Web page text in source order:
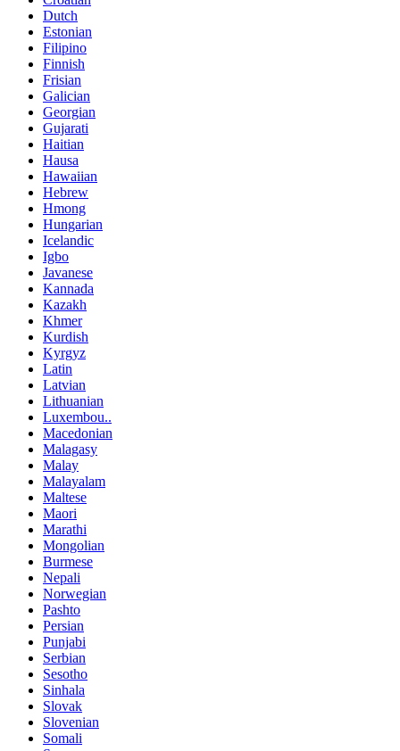
Dutch
Estonian
Filipino
Finnish
Frisian
Galician
Georgian
Gujarati
Haitian
Hausa
Hawaiian
Hebrew
Hmong
Hungarian
Icelandic
Igbo
Javanese
Kannada
Kazakh
Khmer
Kurdish
Kyrgyz
Latin
Latvian
Lithuanian
Luxembou..
Macedonian
Malagasy
Malay
Malayalam
Maltese
Maori
Marathi
Mongolian
Burmese
Nepali
Norwegian
Pashto
Persian
Punjabi
Serbian
Sesotho
Sinhala
Slovak
Slovenian
Somali